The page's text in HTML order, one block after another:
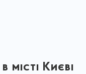
місті Києві